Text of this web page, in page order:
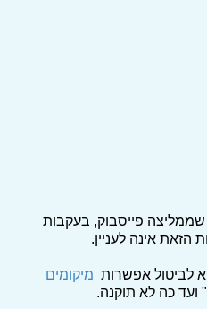
פייסבוק, בעקבות
אינה לעניין.
לביטול אפשרות מיקומים
ועד כה לא תוקנה.